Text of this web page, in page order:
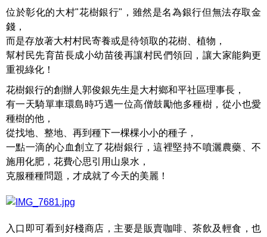
位於彰化的大村"花樹銀行"，雖然是名為銀行但無法存取金
錢，
而是存放著大村村民寄養或是待領取的花樹、植物，
幫村民先育苗長成小幼苗後再讓村民們領回，讓大家能夠更
重視綠化！
花樹銀行的創辦人郭俊銀先生是大村鄉和平社區理事長，
有一天騎單車環島時巧遇一位高僧鼓勵他多種樹，從小也愛
種樹的他，
從找地、整地、再到種下一棵棵小小的種子，
一點一滴的心血創立了花樹銀行，這裡堅持不噴灑農藥、不
施用化肥，花費心思引用山泉水，
克服種種問題，才成就了今天的美麗！
入口即可看到好棧商店，主要是販賣咖啡、茶飲及輕食，也